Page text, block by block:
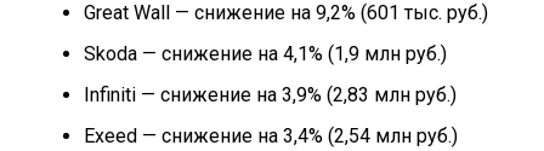
Great Wall — снижение на 9,2% (601 тыс. руб.)
Skoda — снижение на 4,1% (1,9 млн руб.)
Infiniti — снижение на 3,9% (2,83 млн руб.)
Exeed — снижение на 3,4% (2,54 млн руб.)